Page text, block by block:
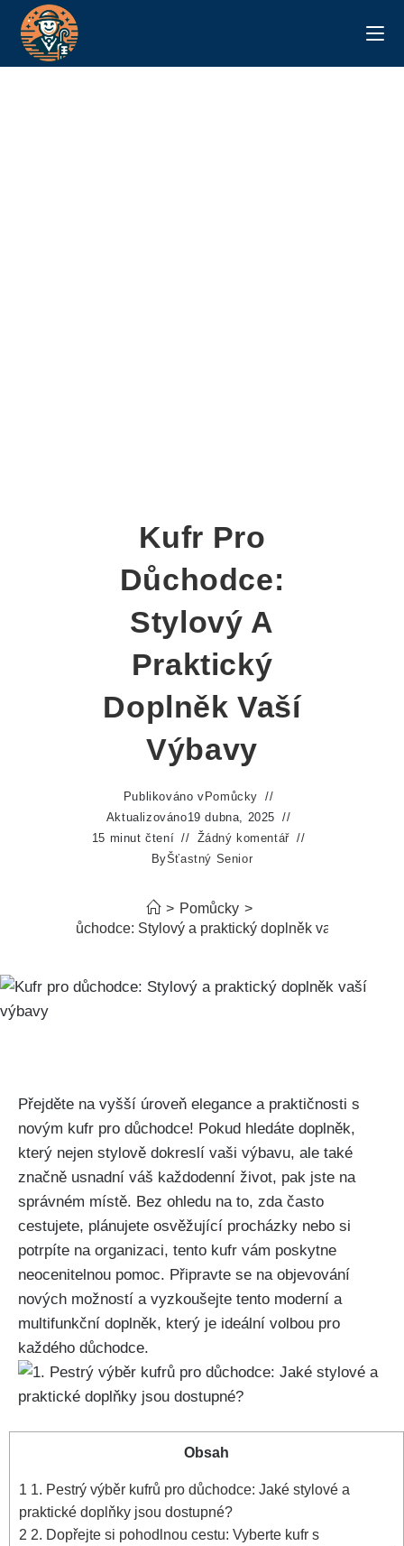
Kufr Pro
Důchodce:
Stylový A
Praktický
Doplněk Vaší
Výbavy
Publikováno v Pomůcky
Aktualizováno19 dubna, 2025
15 minut čtení
Žádný komentář
ByŠťastný Senior
> Pomůcky >
Kufr pro důchodce: Stylový a praktický doplněk vaší výbavy
Přejděte na vyšší úroveň elegance ​a praktičnosti s
novým kufr ‌pro důchodce! Pokud hledáte doplněk,
který nejen stylově dokreslí vaši výbavu, ale také
značně usnadní váš každodenní život, pak jste na
správném místě. Bez ohledu na to, zda často
cestujete, plánujete osvěžující procházky nebo si
potrpíte na organizaci, tento kufr ⁤vám poskytne
neocenitelnou pomoc. Připravte se na objevování
nových možností a ⁣vyzkoušejte tento moderní a
multifunkční doplněk, který⁤ je ‍ideální⁢ volbou pro
každého důchodce.
Obsah
1 1. Pestrý výběr kufrů pro důchodce: Jaké stylové a
praktické doplňky jsou dostupné?
2 2. Dopřejte si⁣ pohodlnou cestu: Vyberte kufr s